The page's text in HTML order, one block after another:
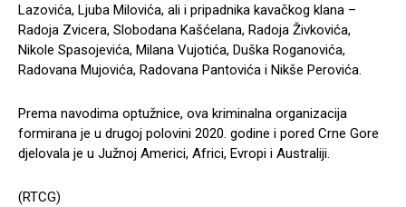
Lazovića, Ljuba Milovića, ali i pripadnika kavačkog klana –
Radoja Zvicera, Slobodana Kašćelana, Radoja Živkovića,
Nikole Spasojevića, Milana Vujotića, Duška Roganovića,
Radovana Mujovića, Radovana Pantovića i Nikše Perovića.
Prema navodima optužnice, ova kriminalna organizacija
formirana je u drugoj polovini 2020. godine i pored Crne Gore
djelovala je u Južnoj Americi, Africi, Evropi i Australiji.
(RTCG)